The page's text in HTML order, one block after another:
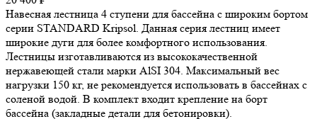
Навесная лестница 4 ступени для бассейна с широким бортом
серии STANDARD Kripsol. Данная серия лестниц имеет
широкие дуги для более комфортного использования.
Лестницы изготавливаются из высококачественной
нержавеющей стали марки AlSI 304. Максимальный вес
нагрузки 150 кг, не рекомендуется использовать в бассейнах с
соленой водой. В комплект входит крепление на борт
бассейна (закладные детали для бетонировки).